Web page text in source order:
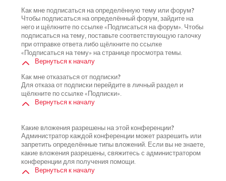
Как мне подписаться на определённую тему или форум?
Чтобы подписаться на определённый форум, зайдите на
него и щёлкните по ссылке «Подписаться на форум». Чтобы
подписаться на тему, поставьте соответствующую галочку
при отправке ответа либо щёлкните по ссылке
«Подписаться на тему» на странице просмотра темы.
Вернуться к началу
Как мне отказаться от подписки?
Для отказа от подписки перейдите в личный раздел и
щёлкните по ссылке «Подписки».
Вернуться к началу
Какие вложения разрешены на этой конференции?
Администратор каждой конференции может разрешить или
запретить определённые типы вложений. Если вы не знаете,
какие вложения разрешены, свяжитесь с администратором
конференции для получения помощи.
Вернуться к началу